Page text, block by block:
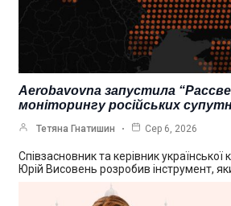
Aerobavovna запустила
моніторингу російських
Тетяна Гнатишин Сер 6, 2026
Співзасновник та керівник української
Юрій Висовень розробив інструмент,